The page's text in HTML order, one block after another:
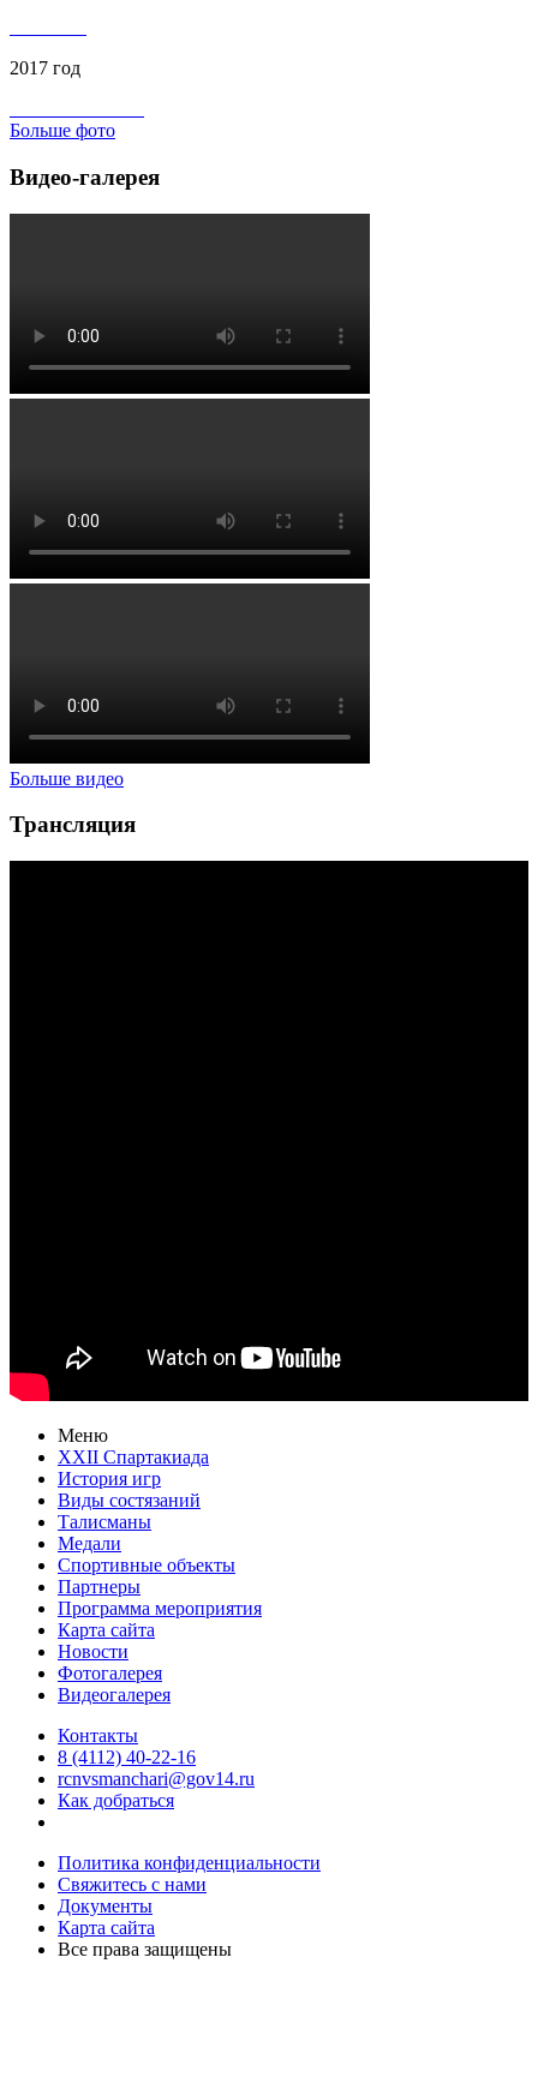
2017 год
Больше фото
Видео-галерея
Больше видео
Трансляция
Меню
XXII Спартакиада
История игр
Виды состязаний
Талисманы
Медали
Спортивные объекты
Партнеры
Программа мероприятия
Карта сайта
Новости
Фотогалерея
Видеогалерея
Контакты
8 (4112) 40-22-16
rcnvsmanchari@gov14.ru
Как добраться
Политика конфиденциальности
Свяжитесь с нами
Документы
Карта сайта
Все права защищены